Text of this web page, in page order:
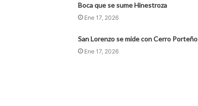
Boca que se sume Hinestroza
Ene 17, 2026
San Lorenzo se mide con Cerro Porteño
Ene 17, 2026